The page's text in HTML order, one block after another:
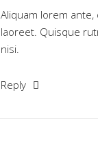
Aliquam lorem
laoreet. Quisque
nisi.
Reply